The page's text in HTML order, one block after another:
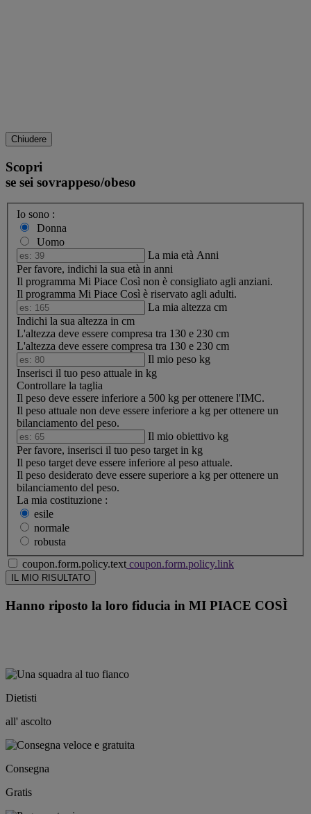
Chiudere
Scopri
se sei sovrappeso/obeso
Io sono :
Donna
Uomo
La mia età Anni
Per favore, indichi la sua età in anni
Il programma Mi Piace Così non è consigliato agli anziani.
Il programma Mi Piace Così è riservato agli adulti.
La mia altezza cm
Indichi la sua altezza in cm
L'altezza deve essere compresa tra 130 e 230 cm
L'altezza deve essere compresa tra 130 e 230 cm
Il mio peso kg
Inserisci il tuo peso attuale in kg
Controllare la taglia
Il peso deve essere inferiore a 500 kg per ottenere l'IMC.
Il peso attuale non deve essere inferiore a kg per ottenere un
bilanciamento del peso.
Il mio obiettivo kg
Per favore, inserisci il tuo peso target in kg
Il peso target deve essere inferiore al peso attuale.
Il peso desiderato deve essere superiore a kg per ottenere un
bilanciamento del peso.
La mia costituzione :
esile
normale
robusta
coupon.form.policy.text coupon.form.policy.link
Hanno riposto la loro fiducia in MI PIACE COSÌ
Dietisti
all' ascolto
Consegna
Gratis